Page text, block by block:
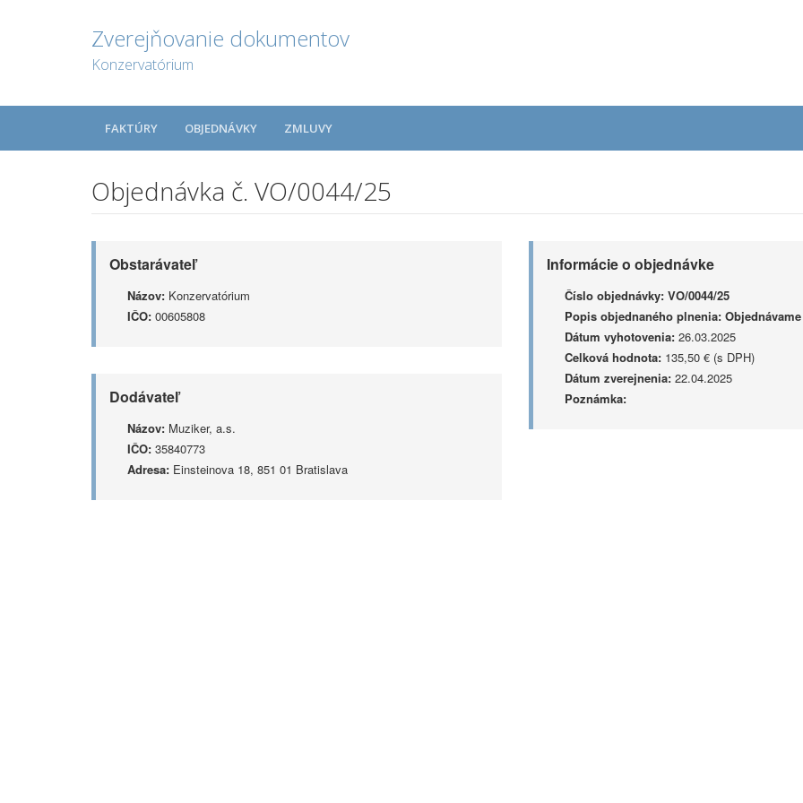
Zverejňovanie dokumentov
Konzervatórium
FAKTÚRY OBJEDNÁVKY ZMLUVY
Objednávka č. VO/0044/25
Obstarávateľ
Názov: Konzervatórium
IČO: 00605808
Dodávateľ
Názov: Muziker, a.s.
IČO: 35840773
Adresa: Einsteinova 18, 851 01 Bratislava
Informácie o objednávke
Číslo objednávky: VO/0044/25
Popis objednaného plnenia:
Dátum vyhotovenia:26.03.2025
Celková hodnota:135,50 € (s DPH)
Dátum zverejnenia:22.04.2025
Poznámka: